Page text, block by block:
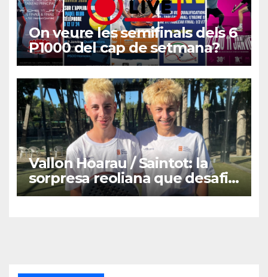
On veure les semifinals dels 6
P1000 del cap de setmana?
Vallon Hoarau / Saintot: la
sorpresa reoliana que desafia
la cap de sèrie 1